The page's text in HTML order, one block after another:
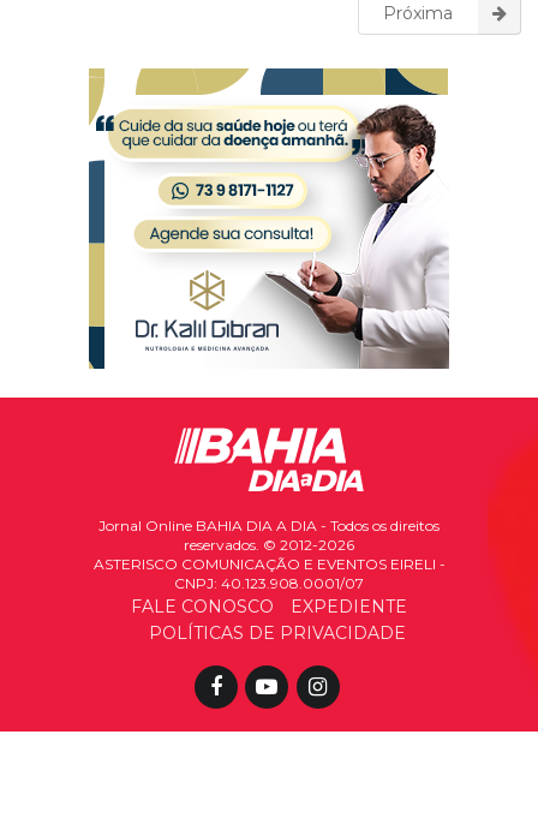
Próxima
Jornal Online BAHIA DIA A DIA - Todos os direitos
reservados. © 2012-2026
ASTERISCO COMUNICAÇÃO E EVENTOS EIRELI -
CNPJ: 40.123.908.0001/07
FALE CONOSCO
EXPEDIENTE
POLÍTICAS DE PRIVACIDADE